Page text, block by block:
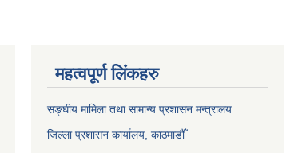
महत्वपूर्ण लिंकहरु
सङ्‍घीय मामिला तथा सामान्य प्रशासन मन्त्रालय
जिल्ला प्रशासन कार्यालय, काठमाडौँ